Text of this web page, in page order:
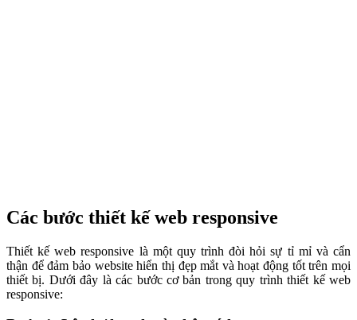
Các bước thiết kế web responsive
Thiết kế web responsive là một quy trình đòi hỏi sự tỉ mỉ và cẩn
thận để đảm bảo website hiển thị đẹp mắt và hoạt động tốt trên mọi
thiết bị. Dưới đây là các bước cơ bản trong quy trình thiết kế web
responsive: